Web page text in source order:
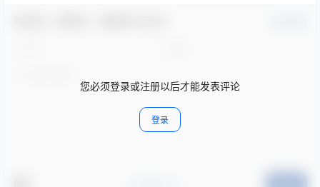
您必须登录或注册以后才能发表评论
登录